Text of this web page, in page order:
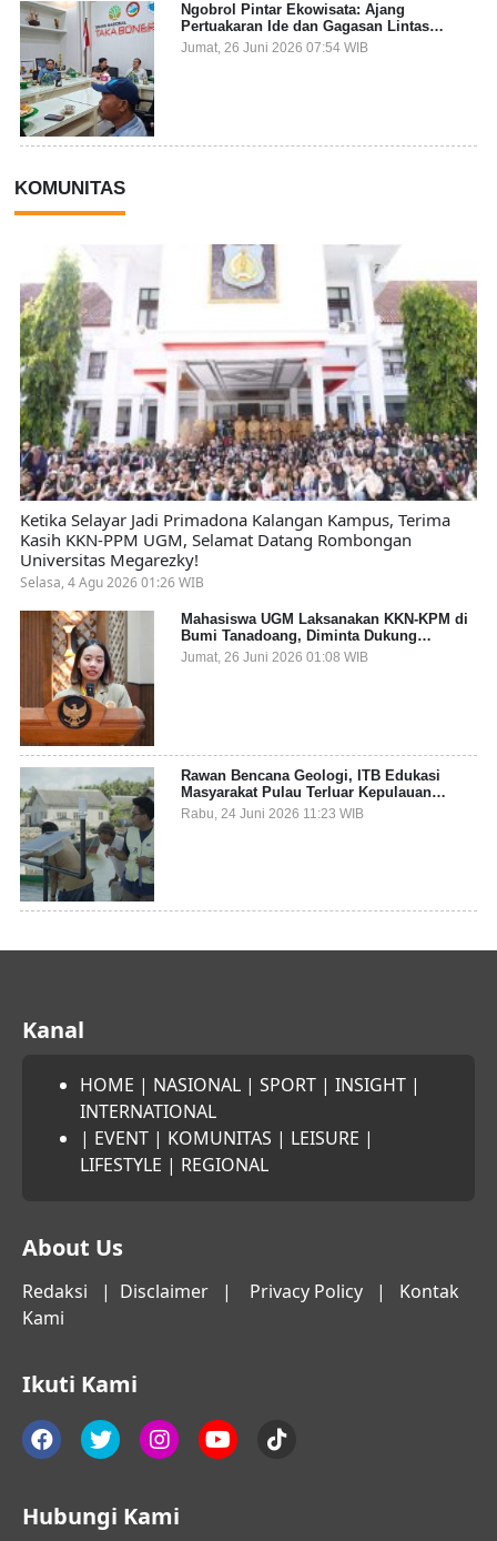
Ngobrol Pintar Ekowisata: Ajang
Pertuakaran Ide dan Gagasan Lintas
Sektor
Jumat, 26 Juni 2026 07:54 WIB
KOMUNITAS
Ketika Selayar Jadi Primadona Kalangan Kampus, Terima
Kasih KKN-PPM UGM, Selamat Datang Rombongan
Universitas Megarezky!
Selasa, 4 Agu 2026 01:26 WIB
Mahasiswa UGM Laksanakan KKN-KPM di
Bumi Tanadoang, Diminta Dukung
Gemerlap dan Beri Solusi pada Persoalan
Sampah Pesisir
Jumat, 26 Juni 2026 01:08 WIB
Rawan Bencana Geologi, ITB Edukasi
Masyarakat Pulau Terluar Kepulauan
Selayar Terkait Mitigasi Berbasis Kawasan
Pesisir
Rabu, 24 Juni 2026 11:23 WIB
Kanal
HOME | NASIONAL | SPORT | INSIGHT |
INTERNATIONAL
| EVENT | KOMUNITAS | LEISURE |
LIFESTYLE | REGIONAL
About Us
Redaksi | Disclaimer | Privacy Policy | Kontak
Kami
Ikuti Kami
Hubungi Kami